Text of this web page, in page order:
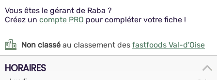
Vous êtes le gérant de Raba ?
Créez un compte PRO pour compléter votre fiche !
Non classé au classement des fastfoods Val-d'Oise
HORAIRES